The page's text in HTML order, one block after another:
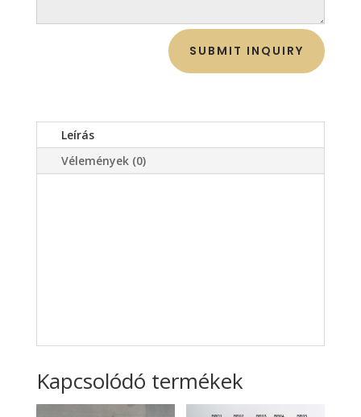
SUBMIT INQUIRY
Leírás
Vélemények (0)
Kapcsolódó termékek